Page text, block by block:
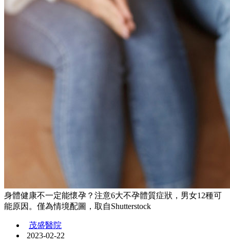
身體健康不一定能懷孕？注意6大不孕體質症狀，男女12種可
能原因。僅為情境配圖，取自Shutterstock
茂盛醫院
2023-02-22